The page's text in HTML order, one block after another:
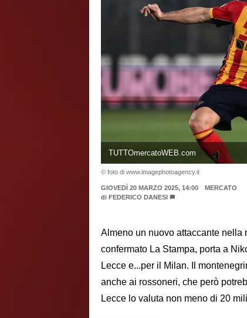
TUTTOmercatoWEB.com
© foto di www.imagephotoagency.it
GIOVEDÌ 20 MARZO 2025, 14:00
MERCATO
di FEDERICO DANESI
Almeno un nuovo attaccante nella
confermato La Stampa, porta a
Lecce e...per il Milan. Il
anche ai rossoneri, che però
Lecce lo valuta non meno di 20